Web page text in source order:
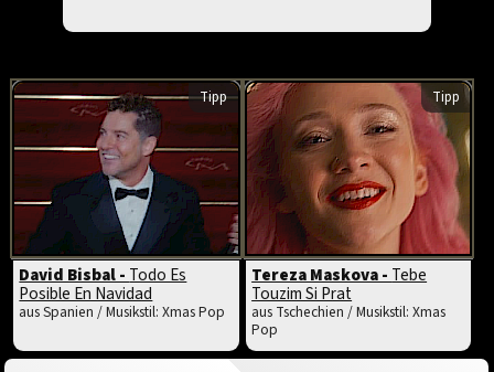
Tipp
David Bisbal -Todo Es
Posible En Navidad
aus Spanien / Musikstil: Xmas Pop
Tipp
Tereza Maskova -Tebe
Touzim Si Prat
aus Tschechien / Musikstil: Xmas
Pop